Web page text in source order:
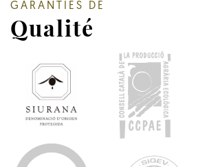
GARANTIES DE
Qualité